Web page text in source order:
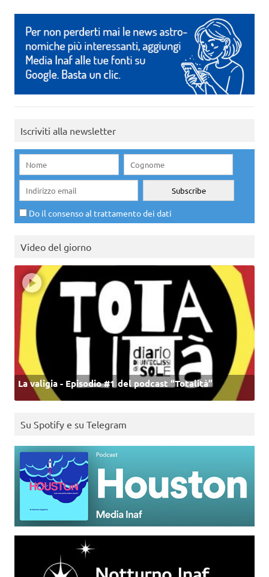
Iscriviti alla newsletter
Do il consenso al trattamento dei dati
Video del giorno
La valigia - Episodio #1 del podcast “Totalità”
Su Spotify e su Telegram